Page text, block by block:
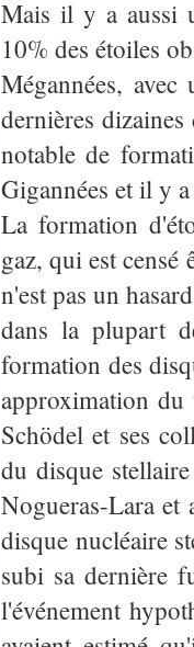
Mais il y a aussi
10% des étoiles
Mégannées,
dernières
notable de
Gigannées et il y
La formation
gaz, qui est censé
n'est pas un
dans la plupart
formation des
approximation du
Schödel et ses
du disque
Nogueras-Lara et
disque nucléaire
subi sa dernière
l'événement